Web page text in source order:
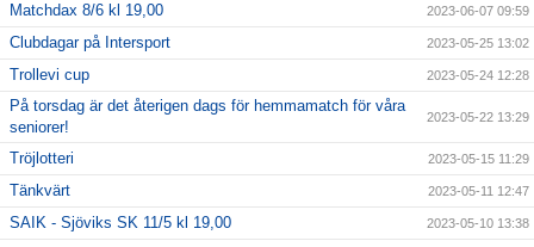
Matchdax 8/6 kl 19,00 2023-06-07 09:59
Clubdagar på Intersport 2023-05-25 13:02
Trollevi cup 2023-05-24 12:28
På torsdag är det återigen dags för hemmamatch för våra
seniorer!
2023-05-22 13:29
Tröjlotteri 2023-05-15 11:29
Tänkvärt 2023-05-11 12:47
SAIK - Sjöviks SK 11/5 kl 19,00 2023-05-10 13:38